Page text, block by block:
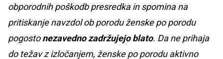
obporodnih poškodb presredka in spomina na
pritiskanje navzdol ob porodu ženske po porodu
pogostonezavedno zadržujejo blato. Da ne prihaja
do težav z izločanjem, ženske po porodu aktivno